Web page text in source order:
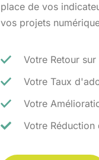
place de vos
vos projets
Votre Retour sur
Votre Taux
Votre
Votre